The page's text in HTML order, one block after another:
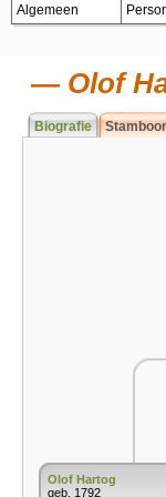
Algemeen
Olof
Biografie
Olof Hartog
geb. 1792